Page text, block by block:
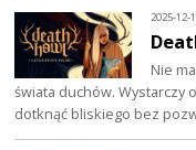
2025-12-
Nie
świata duchów. Wystarczy
dotknąć bliskiego bez